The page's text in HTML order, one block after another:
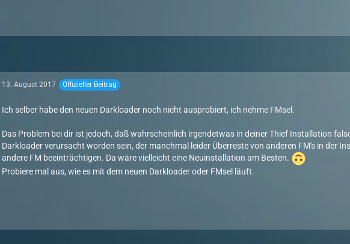
13. August 2017 Offizieller Beitrag
Ich selber habe den neuen Darkloader noch nicht ausprobiert, ich nehme FMsel.
Das Problem bei dir ist jedoch, daß wahrscheinlich irgendetwas in deiner Thief Installation
Darkloader verursacht worden sein, der manchmal leider Überreste von anderen FM's in der
andere FM beeinträchtigen. Da wäre vielleicht eine Neuinstallation am Besten.
Probiere mal aus, wie es mit dem neuen Darkloader oder FMsel läuft.